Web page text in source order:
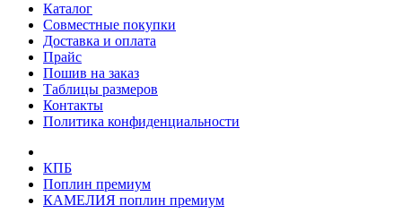
Каталог
Совместные покупки
Доставка и оплата
Прайс
Пошив на заказ
Таблицы размеров
Контакты
Политика конфиденциальности
КПБ
Поплин премиум
КАМЕЛИЯ поплин премиум